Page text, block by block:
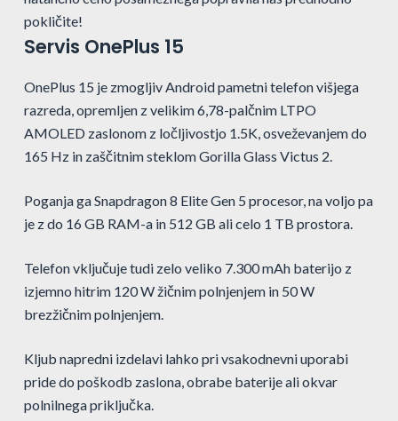
pokličite!
Servis OnePlus 15
OnePlus 15 je zmogljiv Android pametni telefon višjega
razreda, opremljen z velikim 6,78-palčnim LTPO
AMOLED zaslonom z ločljivostjo 1.5K, osveževanjem do
165 Hz in zaščitnim steklom Gorilla Glass Victus 2.
Poganja ga Snapdragon 8 Elite Gen 5 procesor, na voljo pa
je z do 16 GB RAM-a in 512 GB ali celo 1 TB prostora.
Telefon vključuje tudi zelo veliko 7.300 mAh baterijo z
izjemno hitrim 120 W žičnim polnjenjem in 50 W
brezžičnim polnjenjem.
Kljub napredni izdelavi lahko pri vsakodnevni uporabi
pride do poškodb zaslona, obrabe baterije ali okvar
polnilnega priključka.